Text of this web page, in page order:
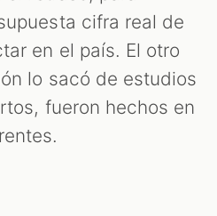
cifra real de
en el país. El otro
lo sacó de estudios
fueron hechos en